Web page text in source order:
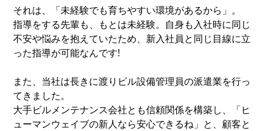
それは、「未経験でも育ちやすい環境があるから」。
指導をする先輩も、もとは未経験。自身も入社時に同じ
不安や悩みを抱えていたため、新入社員と同じ目線に立
った指導が可能なんです!
また、当社は長きに渡りビル設備管理員の派遣業を行っ
てきました。
大手ビルメンテナンス会社とも信頼関係を構築し、「ヒ
ューマンウェイブの新人なら安心できるね」と、顧客と